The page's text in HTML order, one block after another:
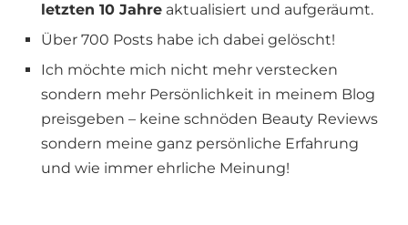
letzten 10 Jahre aktualisiert und aufgeräumt.
Über 700 Posts habe ich dabei gelöscht!
Ich möchte mich nicht mehr verstecken
sondern mehr Persönlichkeit in meinem Blog
preisgeben – keine schnöden Beauty Reviews
sondern meine ganz persönliche Erfahrung
und wie immer ehrliche Meinung!